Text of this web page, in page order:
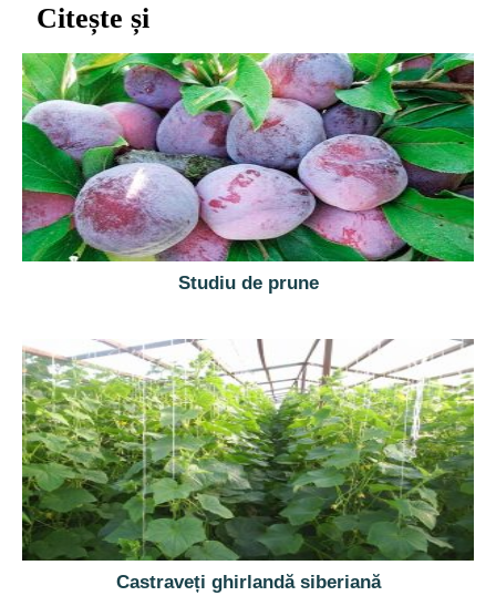
Citește și
Studiu de prune
Castraveți ghirlandă siberiană